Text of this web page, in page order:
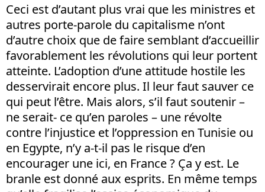
Ceci est d’autant plus vrai que les ministres et
autres porte-parole du capitalisme n’ont
d’autre choix que de faire semblant d’accueillir
favorablement les révolutions qui leur portent
atteinte. L’adoption d’une attitude hostile les
desservirait encore plus. Il leur faut sauver ce
qui peut l’être. Mais alors, s’il faut soutenir –
ne serait- ce qu’en paroles – une révolte
contre l’injustice et l’oppression en Tunisie ou
en Egypte, n’y a-t-il pas le risque d’en
encourager une ici, en France ? Ça y est. Le
branle est donné aux esprits. En même temps